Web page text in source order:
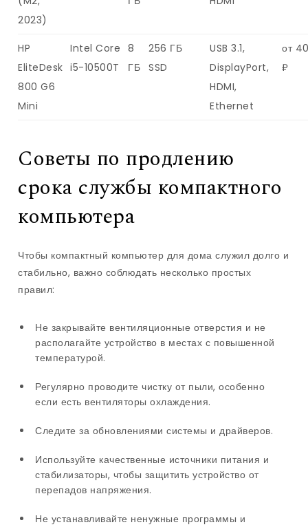
2023)
HP
EliteDesk
800 G6
Mini
Intel Core
i5-10500T
8
ГБ
256 ГБ
SSD
USB 3.1,
DisplayPort,
HDMI,
Ethernet
от
₽
Советы по продлению
срока службы компактного
компьютера
Чтобы компактный компьютер для дома служил долго и
стабильно, важно соблюдать несколько простых
правил:
Не закрывайте вентиляционные отверстия и не
располагайте устройство в местах с повышенной
температурой.
Регулярно проводите чистку от пыли, особенно
если есть вентиляторы охлаждения.
Следите за обновлениями системы и драйверов.
Используйте качественные источники питания и
стабилизаторы, чтобы защитить устройство от
перепадов напряжения.
Не устанавливайте ненужные программы и